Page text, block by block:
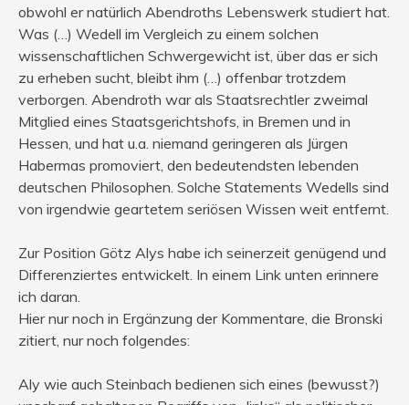
obwohl er natürlich Abendroths Lebenswerk studiert hat.
Was (…) Wedell im Vergleich zu einem solchen
wissenschaftlichen Schwergewicht ist, über das er sich
zu erheben sucht, bleibt ihm (…) offenbar trotzdem
verborgen. Abendroth war als Staatsrechtler zweimal
Mitglied eines Staatsgerichtshofs, in Bremen und in
Hessen, und hat u.a. niemand geringeren als Jürgen
Habermas promoviert, den bedeutendsten lebenden
deutschen Philosophen. Solche Statements Wedells sind
von irgendwie geartetem seriösen Wissen weit entfernt.
Zur Position Götz Alys habe ich seinerzeit genügend und
Differenziertes entwickelt. In einem Link unten erinnere
ich daran.
Hier nur noch in Ergänzung der Kommentare, die Bronski
zitiert, nur noch folgendes:
Aly wie auch Steinbach bedienen sich eines (bewusst?)